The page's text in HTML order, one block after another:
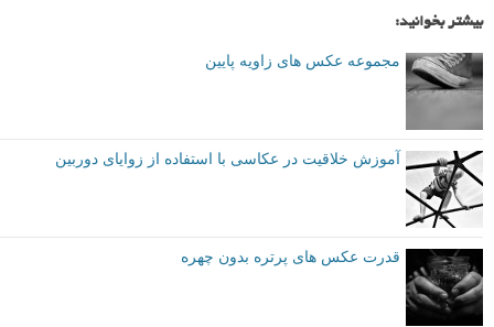
بیشتر بخوانید:
مجموعه عکس های زاویه پایین
آموزش خلاقیت در عکاسی با استفاده از زوایای دوربین
قدرت عکس های پرتره بدون چهره